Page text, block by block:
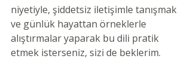
niyetiyle, şiddetsiz iletişimle tanışmak
ve günlük hayattan örneklerle
alıştırmalar yaparak bu dili pratik
etmek isterseniz, sizi de beklerim.